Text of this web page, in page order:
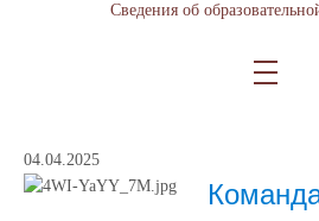
по
«Окно
04.04.2025
Сведения об